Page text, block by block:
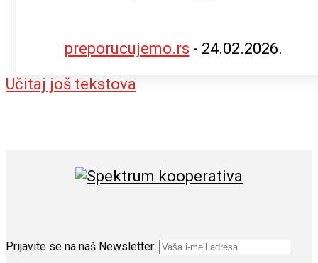
preporucujemo.rs - 24.02.2026.
Učitaj još tekstova
Prijavite se na naš Newsletter: